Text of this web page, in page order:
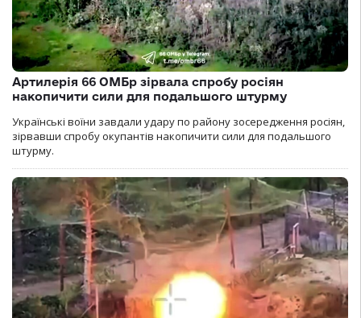
Артилерія 66 ОМБр зірвала спробу росіян
накопичити сили для подальшого штурму
Українські воїни завдали удару по району зосередження росіян,
зірвавши спробу окупантів накопичити сили для подальшого
штурму.